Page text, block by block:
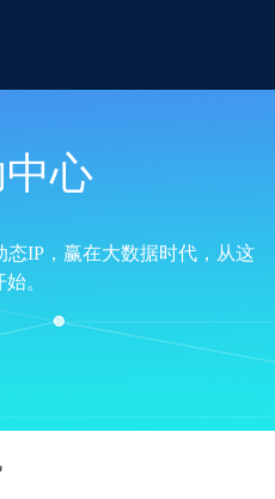
心
IP，赢在大数据时代，从这
。